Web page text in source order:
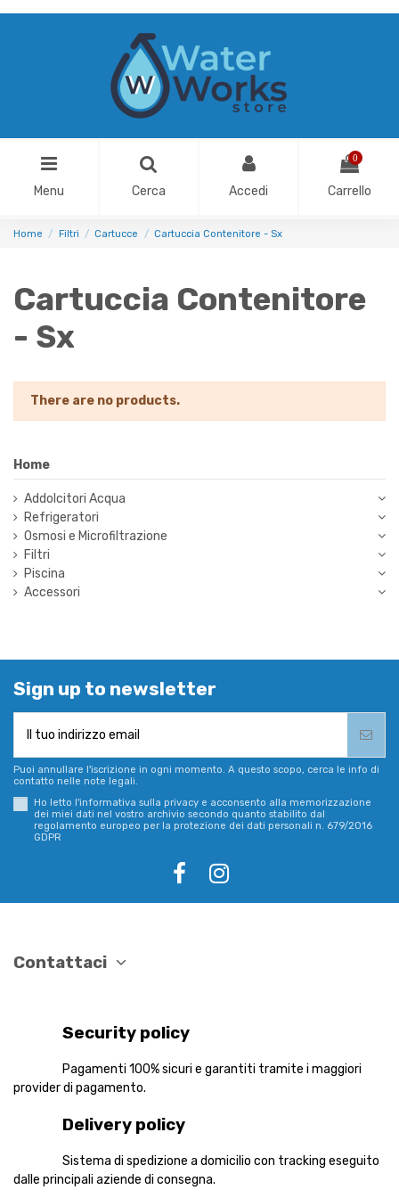
Menu Cerca Accedi
0
Carrello
Home Filtri Cartucce Cartuccia Contenitore - Sx
Cartuccia Contenitore
- Sx
There are no products.
Home
Addolcitori Acqua
Refrigeratori
Osmosi e Microfiltrazione
Filtri
Piscina
Accessori
Sign up to newsletter
Puoi annullare l'iscrizione in ogni momento. A questo scopo, cerca le info di
contatto nelle note legali.
Ho letto l'informativa sulla privacy e acconsento alla memorizzazione
dei miei dati nel vostro archivio secondo quanto stabilito dal
regolamento europeo per la protezione dei dati personali n. 679/2016
GDPR
Contattaci
Security policy
Pagamenti 100% sicuri e garantiti tramite i maggiori
provider di pagamento.
Delivery policy
Sistema di spedizione a domicilio con tracking eseguito
dalle principali aziende di consegna.